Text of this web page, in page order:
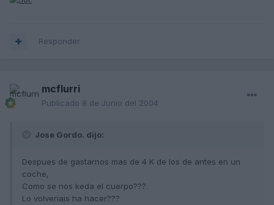
Responder
mcflurri
Publicado 8 de Junio del 2004
Jose Gordo. dijo:
Despues de gastarnos mas de 4 K de los de antes en un
coche,
Como se nos keda el cuerpo???.
Lo volveriais ha hacer???